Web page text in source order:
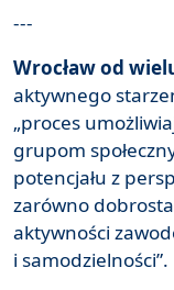
---
Wrocław od
aktywnego
„proces
grupom
potencjału z
zarówno
aktywności
i samodzielności”.